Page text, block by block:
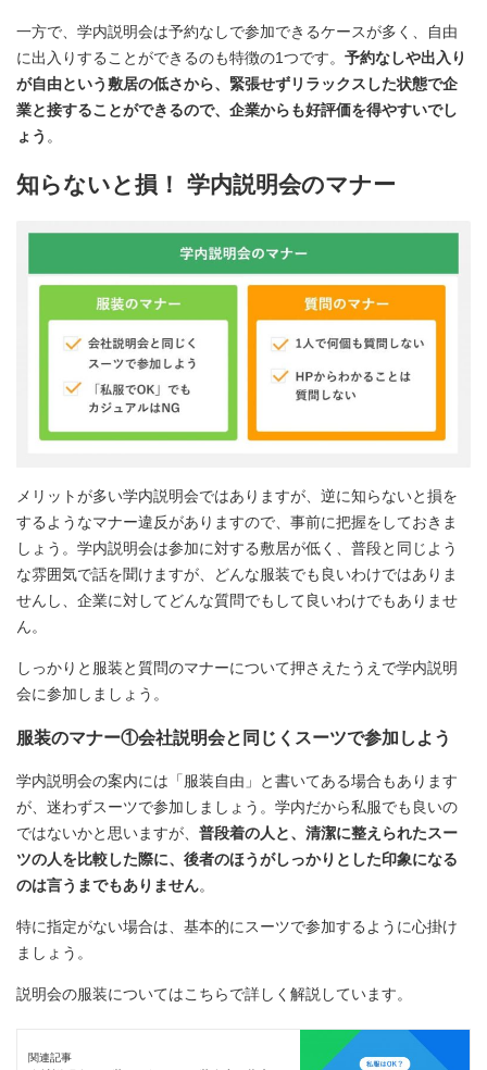
一方で、学内説明会は予約なしで参加できるケースが多く、自由
に出入りすることができるのも特徴の1つです。 予約なしや出入り
が自由という敷居の低さから、緊張せずリラックスした状態で企
業と接することができるので、企業からも好評価を得やすいでし
ょう 。
知らないと損！ 学内説明会のマナー
メリットが多い学内説明会ではありますが、逆に知らないと損を
するようなマナー違反がありますので、事前に把握をしておきま
しょう。学内説明会は参加に対する敷居が低く、普段と同じよう
な雰囲気で話を聞けますが、どんな服装でも良いわけではありま
せんし、企業に対してどんな質問でもして良いわけでもありませ
ん。
しっかりと服装と質問のマナーについて押さえたうえで学内説明
会に参加しましょう。
服装のマナー①会社説明会と同じくスーツで参加しよう
学内説明会の案内には「服装自由」と書いてある場合もあります
が、迷わずスーツで参加しましょう。学内だから私服でも良いの
ではないかと思いますが、 普段着の人と、清潔に整えられたスー
ツの人を比較した際に、後者のほうがしっかりとした印象になる
のは言うまでもありません。
特に指定がない場合は、基本的にスーツで参加するように心掛け
ましょう。
説明会の服装についてはこちらで詳しく解説しています。
関連記事